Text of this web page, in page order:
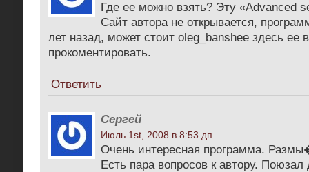
Где ее можно взять? Эту «Advanced
Сайт автора не открывается,
лет назад, может стоит oleg_banshee здесь
прокоментировать.
Ответить
Сергей
Июль 1st, 2008 в 8:53 дп
Очень интересная программа.
Есть пара вопросов к автору. Поюзал